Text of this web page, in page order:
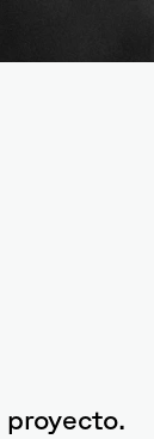
proyecto.